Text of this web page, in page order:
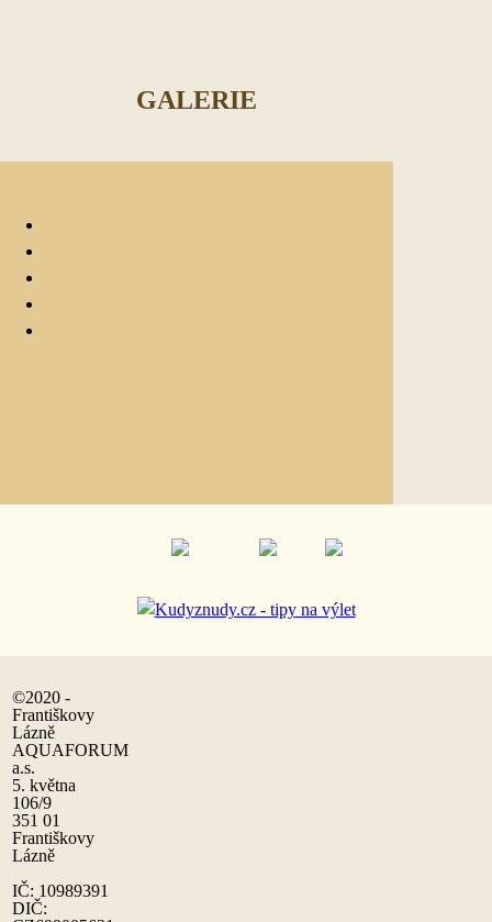
GALERIE
©2020 -
Františkovy
Lázně
AQUAFORUM
a.s.
5. května
106/9
351 01
Františkovy
Lázně
IČ: 10989391
DIČ: